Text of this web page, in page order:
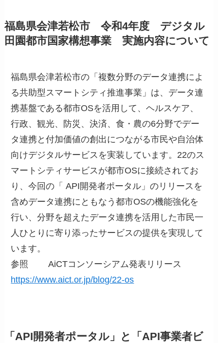
福島県会津若松市 令和4年度 デジタル
田園都市国家構想事業 実施内容について
福島県会津若松市の「複数分野のデータ連携によ
る共助型スマートシティ推進事業」は、データ連
携基盤である都市OSを活用して、ヘルスケア、
行政、観光、防災、決済、食・農の6分野でデー
タ連携と付加価値の創出につながる市民や自治体
向けデジタルサービスを実装しています。22のス
マートシティサービスが都市OSに接続されてお
り、今回の「 API開発者ポータル」のリリースを
含めデータ連携にともなう都市OSの機能強化を
行い、分野を超えたデータ連携を活用した市民一
人ひとりに寄り添ったサービスの提供を実現して
います。
参照 AiCTコンソーシアム発表リリース
https://www.aict.or.jp/blog/22-os
「API開発者ポータル」と「API事業者ビ